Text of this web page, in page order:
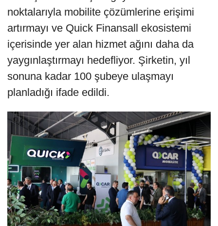
noktalarıyla mobilite çözümlerine erişimi
artırmayı ve Quick Finansall ekosistemi
içerisinde yer alan hizmet ağını daha da
yaygınlaştırmayı hedefliyor. Şirketin, yıl
sonuna kadar 100 şubeye ulaşmayı
planladığı ifade edildi.